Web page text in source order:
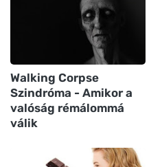
Walking Corpse
Szindróma - Amikor a
valóság rémálommá
válik